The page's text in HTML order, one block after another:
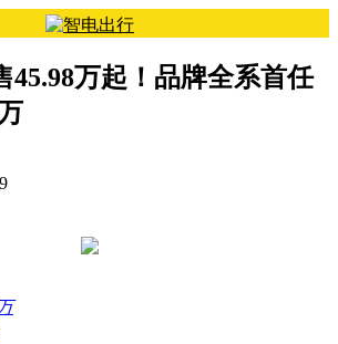
45.98万起！品牌全系首任